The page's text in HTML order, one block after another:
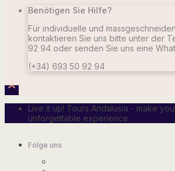
Benötigen Sie Hilfe?
Für individuelle und
kontaktieren Sie uns bitte unter der
92 94 oder senden Sie uns eine
(+34) 693 50 92 94

Live it up! Tours Andalusia - make
unforgettable experience
Folge uns